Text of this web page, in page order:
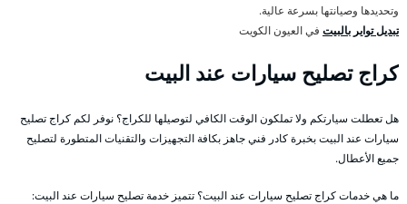
وتحديدها وصيانتها بسرعة عالية.
تبديل تواير بالبيت في العيون الكويت
كراج تصليح سيارات عند البيت
هل تعطلت سيارتكم ولا تملكون الوقت الكافي لتوصيلها للكراج؟ نوفر لكم كراج تصليح
سيارات عند البيت بخبرة كادر فني جاهز بكافة التجهيزات والتقنيات المتطورة لتصليح
جميع الأعطال.
ما هي خدمات كراج تصليح سيارات عند البيت؟ تتميز خدمة تصليح سيارات عند البيت: